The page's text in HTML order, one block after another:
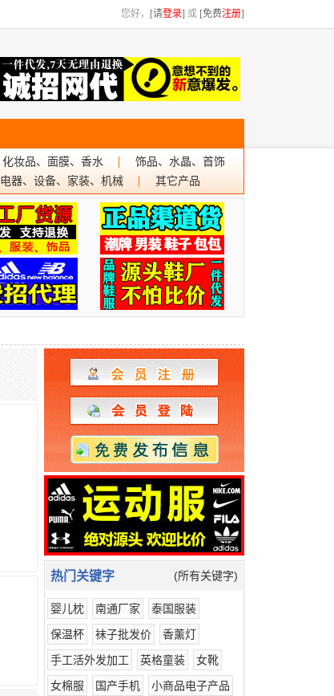
您好， [请登录] 或 [免费注册]
化妆品、面膜、香水
饰品、水晶、首饰
电器、设备、家装、机械 其它产品
热门关键字 (所有关键字)
婴儿枕 南通厂家
泰国服装
保温杯
袜子批发价
香薰灯
手工活外发加工
英格童装
女靴
女棉服
国产手机
小商品电子产品